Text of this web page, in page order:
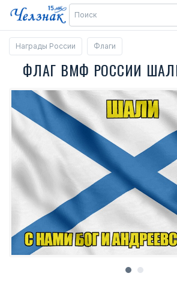
Награды России Флаги
ФЛАГ ВМФ РОССИИ